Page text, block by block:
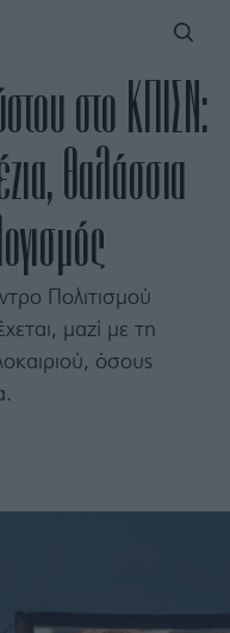
στο ΚΠΙΣΝ:
θαλάσσια
Πολιτισμού
μαζί με τη
όσους